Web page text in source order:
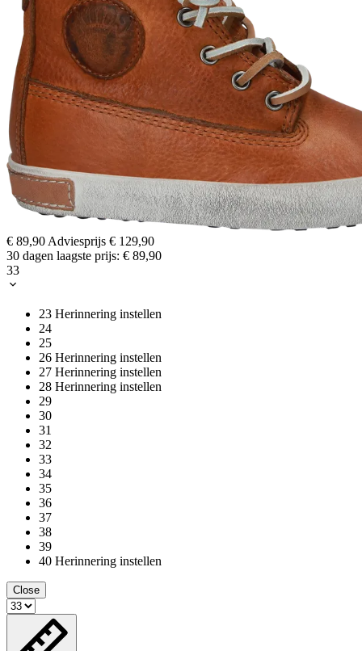
€ 89,90 Adviesprijs € 129,90
30 dagen laagste prijs: € 89,90
33
23 Herinnering instellen
24
25
26 Herinnering instellen
27 Herinnering instellen
28 Herinnering instellen
29
30
31
32
33
34
35
36
37
38
39
40 Herinnering instellen
Close